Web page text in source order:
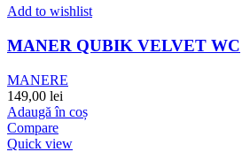
Add to wishlist
MANER QUBIK VELVET WC
MANERE
149,00 lei
Adaugă în coș
Compare
Quick view